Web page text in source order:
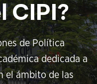
CIPI?
de Política
dedicada a
el ámbito de las